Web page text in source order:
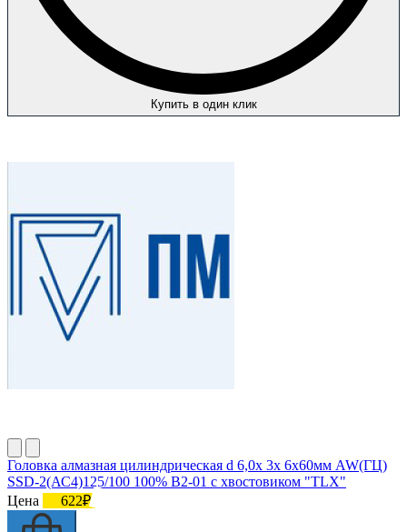
Купить в один клик
Головка алмазная цилиндрическая d 6,0х 3х 6х60мм AW(ГЦ)
SSD-2(АС4)125/100 100% В2-01 с хвостовиком "TLX"
Цена
622₽